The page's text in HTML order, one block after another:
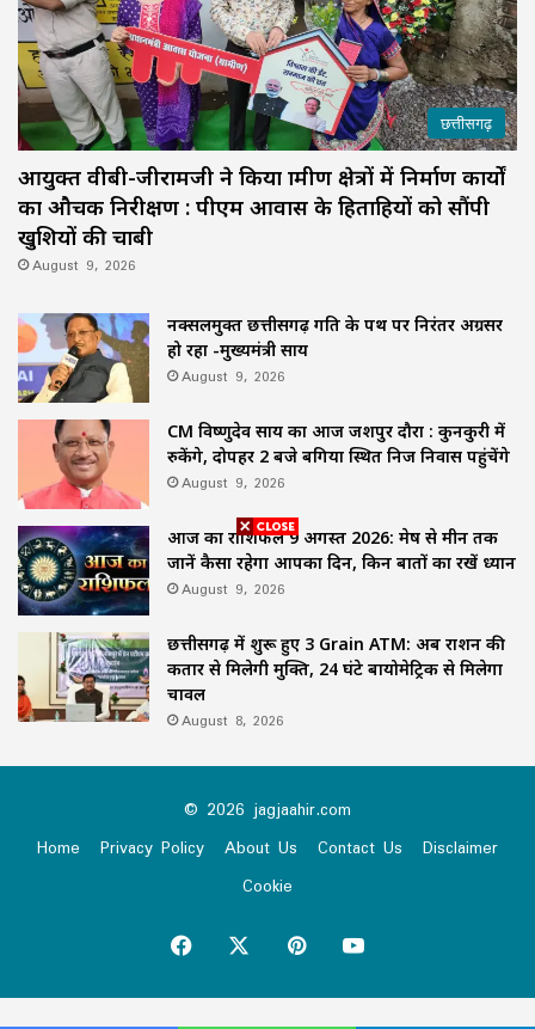
छत्तीसगढ़
आयुक्त वीबी-जीरामजी ने किया ग्रामीण क्षेत्रों में निर्माण कार्यों
का औचक निरीक्षण : पीएम आवास के हितग्राहियों को सौंपी
खुशियों की चाबी
August 9, 2026
नक्सलमुक्त छत्तीसगढ़ प्रगति के पथ पर निरंतर अग्रसर
हो रहा -मुख्यमंत्री साय
August 9, 2026
CM विष्णुदेव साय का आज जशपुर दौरा : कुनकुरी में
रुकेंगे, दोपहर 2 बजे बगिया स्थित निज निवास पहुंचेंगे
August 9, 2026
आज का राशिफल 9 अगस्त 2026: मेष से मीन तक
जानें कैसा रहेगा आपका दिन, किन बातों का रखें ध्यान
August 9, 2026
छत्तीसगढ़ में शुरू हुए 3 Grain ATM: अब राशन की
कतार से मिलेगी मुक्ति, 24 घंटे बायोमेट्रिक से मिलेगा
चावल
August 8, 2026
© 2026 jagjaahir.com
Home
Privacy Policy About Us Contact Us
Disclaimer
Cookie
Facebook PinterestYouTube